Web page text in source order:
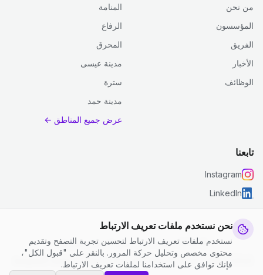
نحن نستخدم ملفات تعريف الارتباط
نستخدم ملفات تعريف الارتباط لتحسين تجربة التصفح وتقديم
محتوى مخصص وتحليل حركة المرور. بالنقر على "قبول الكل"،
فإنك توافق على استخدامنا لملفات تعريف الارتباط.
من نحن
المؤسسون
الفريق
الأخبار
الوظائف
المنامة
الرفاع
المحرق
مدينة عيسى
سترة
مدينة حمد
عرض جميع المناطق ←
تابعنا
Instagram
LinkedIn
© 2026 جست كلين. جميع الحقوق محفوظة.
سياسة الخصوصية
الشروط والأحكام | إعدادات ملفات تعريف الارتباط